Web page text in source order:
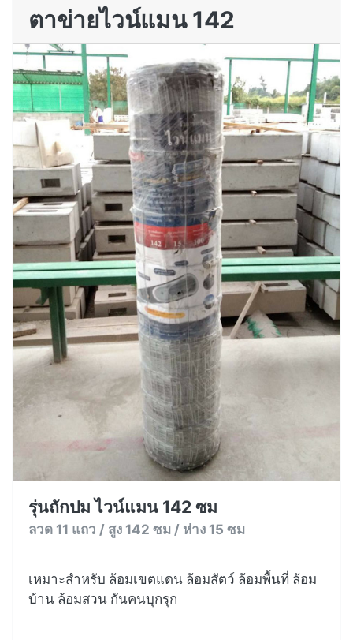
ตาข่ายไวน์แมน 142
รุ่นถักปม ไวน์แมน 142 ซม
ลวด 11 แถว / สูง 142 ซม / ห่าง 15 ซม
เหมาะสำหรับ ล้อมเขตแดน ล้อมสัตว์ ล้อมพื้นที่ ล้อม
บ้าน ล้อมสวน กันคนบุกรุก